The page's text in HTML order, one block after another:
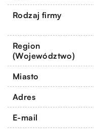
Rodzaj firmy
Region
(Województwo)
Miasto
Adres
E-mail